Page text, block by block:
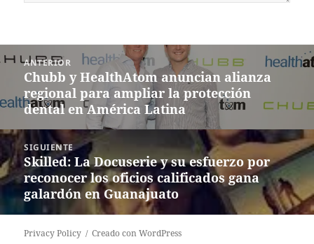
Navegación
entradas
ANTERIOR
Entrada
anterior:
Chubb y HealthAtom anuncian alianza
regional para ampliar la protección
dental en América Latina
SIGUIENTE
Siguiente
entrada:
Skilled: La Docuserie y su esfuerzo por
reconocer los oficios calificados gana
galardón en Guanajuato
Privacy Policy Creado con WordPress